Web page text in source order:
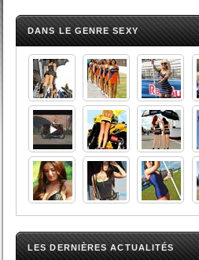
DANS LE GENRE SEXY
LES DERNIÈRES ACTUALITÉS